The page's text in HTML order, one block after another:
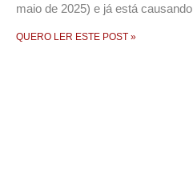
maio de 2025) e já está causando
QUERO LER ESTE POST »